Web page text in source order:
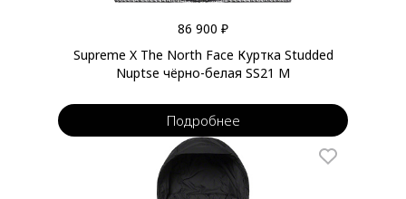
86 900 ₽
Supreme X The North Face Куртка Studded
Nuptse чёрно-белая SS21 M
Подробнее